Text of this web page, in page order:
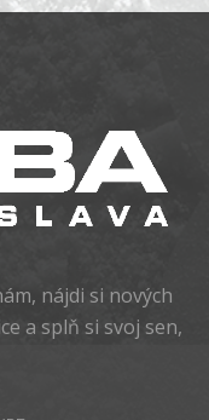
nájdi si nových
a splň si svoj sen,